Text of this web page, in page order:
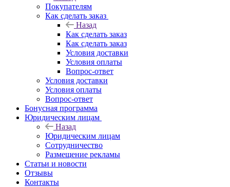
Покупателям
Как сделать заказ
Назад
Как сделать заказ
Как сделать заказ
Условия доставки
Условия оплаты
Вопрос-ответ
Условия доставки
Условия оплаты
Вопрос-ответ
Бонусная программа
Юридическим лицам
Назад
Юридическим лицам
Сотрудничество
Размещение рекламы
Статьи и новости
Отзывы
Контакты